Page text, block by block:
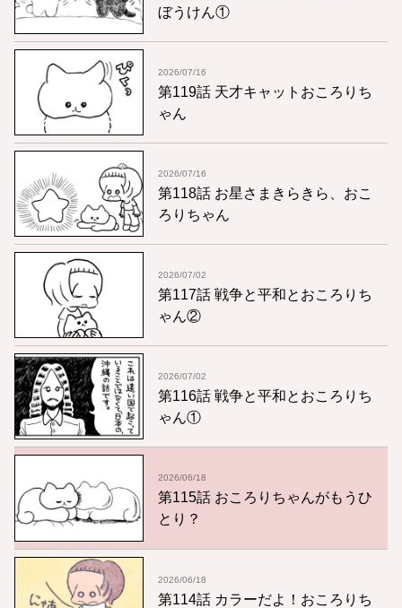
ぼうけん①
2026/07/16
第119話 天才キャットおころりち
ゃん
2026/07/16
第118話 お星さまきらきら、おこ
ろりちゃん
2026/07/02
第117話 戦争と平和とおころりち
ゃん②
2026/07/02
第116話 戦争と平和とおころりち
ゃん①
2026/06/18
第115話 おころりちゃんがもうひ
とり？
2026/06/18
第114話 カラーだよ！おころりち